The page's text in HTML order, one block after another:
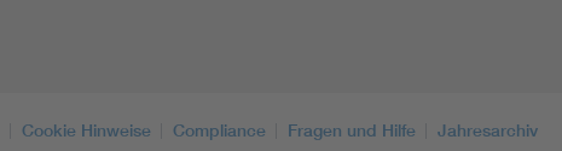
Cookie Hinweise Compliance Fragen und Hilfe Jahresarchiv